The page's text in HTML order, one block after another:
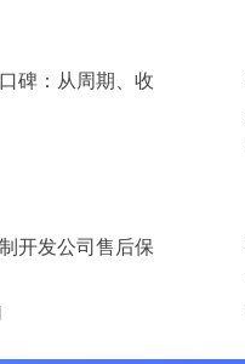
碑：从周期、收
开发公司售后保